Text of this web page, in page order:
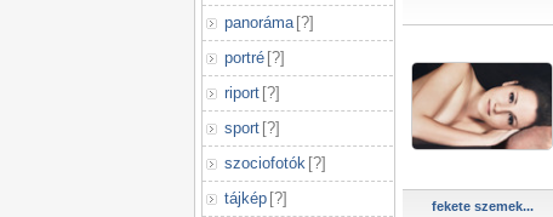
panoráma [?]
portré [?]
riport [?]
sport [?]
szociofotók [?]
tájkép [?]
fekete szemek...